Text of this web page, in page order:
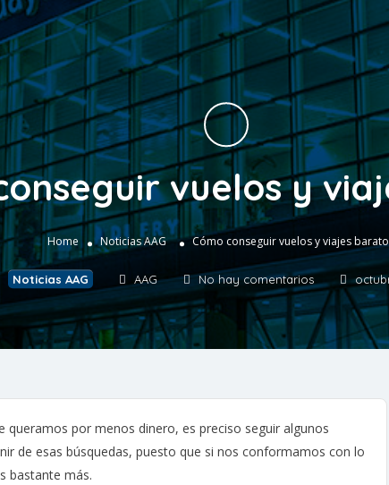
vuelos y
Home Noticias AAG Cómo conseguir vuelos y viajes
Noticias AAG AAG No hay comentarios
queramos por menos dinero, es preciso seguir algunos
de esas búsquedas, puesto que si nos conformamos con lo
bastante más.